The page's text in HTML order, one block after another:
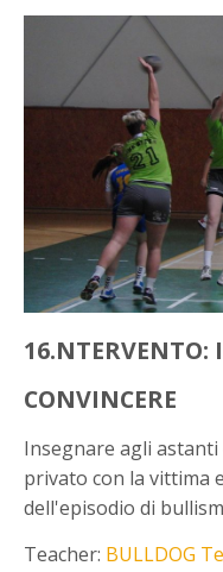
16.NTERVENTO:
CONVINCERE
Insegnare agli
privato con la vittima
dell'episodio di
Teacher: BULLDOG